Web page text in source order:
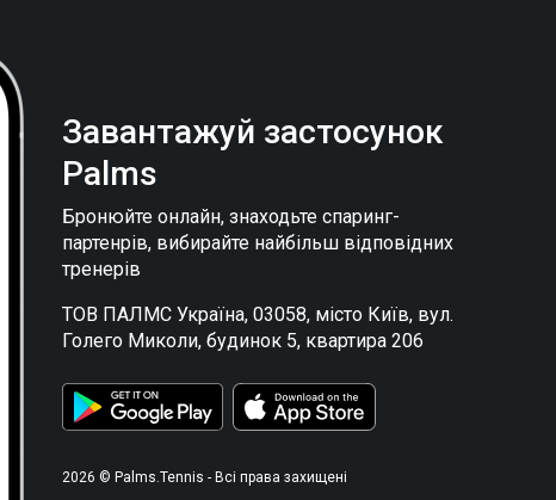
Завантажуй застосунок
Palms
Бронюйте онлайн, знаходьте спаринг-
партенрів, вибирайте найбільш відповідних
тренерів
ТОВ ПАЛМС Україна, 03058, місто Київ, вул.
Голего Миколи, будинок 5, квартира 206
2026 © Palms.Tennis - Всі права захищені